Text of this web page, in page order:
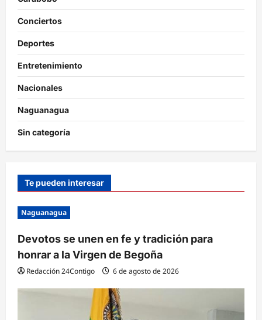
Conciertos
Deportes
Entretenimiento
Nacionales
Naguanagua
Sin categoría
Te pueden interesar
Naguanagua
Devotos se unen en fe y tradición para
honrar a la Virgen de Begoña
Redacción 24Contigo 6 de agosto de 2026